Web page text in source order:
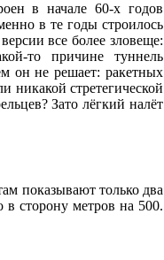
в начале 60-х годов
в те годы строилось
все более зловеще:
то причине туннель
он не решает: ракетных
никакой стретегической
Зато лёгкий налёт
показывают только два
сторону метров на 500.